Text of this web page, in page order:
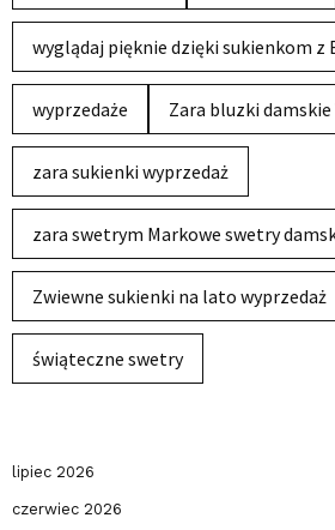
wyglądaj pięknie dzięki sukienkom z
wyprzedaże Zara bluzki damskie
zara sukienki wyprzedaż
zara swetrym Markowe swetry
Zwiewne sukienki na lato wyprzedaż
świąteczne swetry
lipiec 2026
czerwiec 2026